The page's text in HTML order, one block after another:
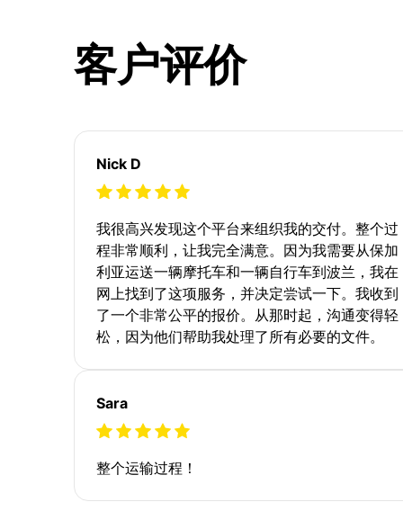
客户评价
Nick D
我很高兴发现这个平台来组织我的交付。整个过
程非常顺利，让我完全满意。因为我需要从保加
利亚运送一辆摩托车和一辆自行车到波兰，我在
网上找到了这项服务，并决定尝试一下。我收到
了一个非常公平的报价。从那时起，沟通变得轻
松，因为他们帮助我处理了所有必要的文件。
Sara
整个运输过程！